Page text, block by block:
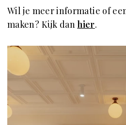
Wil je meer informatie of
maken? Kijk dan hier.